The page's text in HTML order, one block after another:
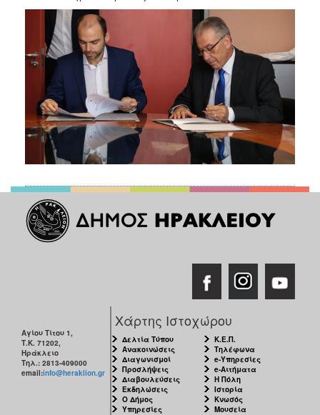
Αγίου Τίτου 1,
Τ.Κ. 71202,
Ηράκλειο
Τηλ.: 2813-409000
email:info@heraklion.gr
Χάρτης Ιστοχώρου
Δελτία Τύπου
Ανακοινώσεις
Διαγωνισμοί
Προσλήψεις
Διαβουλεύσεις
Εκδηλώσεις
Ο Δήμος
Υπηρεσίες
Κ.Ε.Π.
Τηλέφωνα
e-Υπηρεσίες
e-Αιτήματα
Η Πόλη
Ιστορία
Κνωσός
Μουσεία